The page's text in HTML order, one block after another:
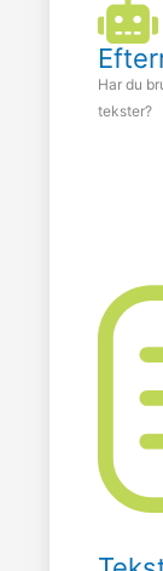
Har du
tekster?